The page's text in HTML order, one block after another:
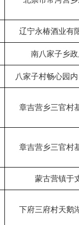
辽宁永椿酒业有
南八家子乡
八家子村畅心园
章吉营乡三官村
章吉营乡三官村
蒙古营镇于
下府三府村天鹅